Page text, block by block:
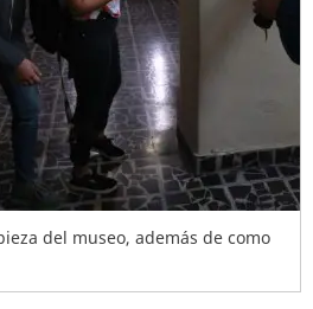
del museo, además de como